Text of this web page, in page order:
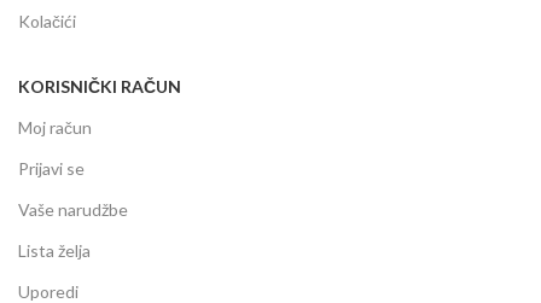
Kolačići
KORISNIČKI RAČUN
Moj račun
Prijavi se
Vaše narudžbe
Lista želja
Uporedi